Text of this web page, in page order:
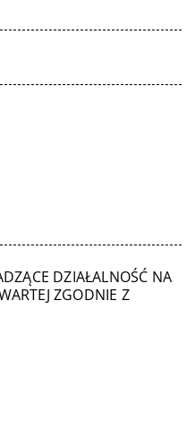
DZIAŁALNOŚĆ NA
ZGODNIE Z